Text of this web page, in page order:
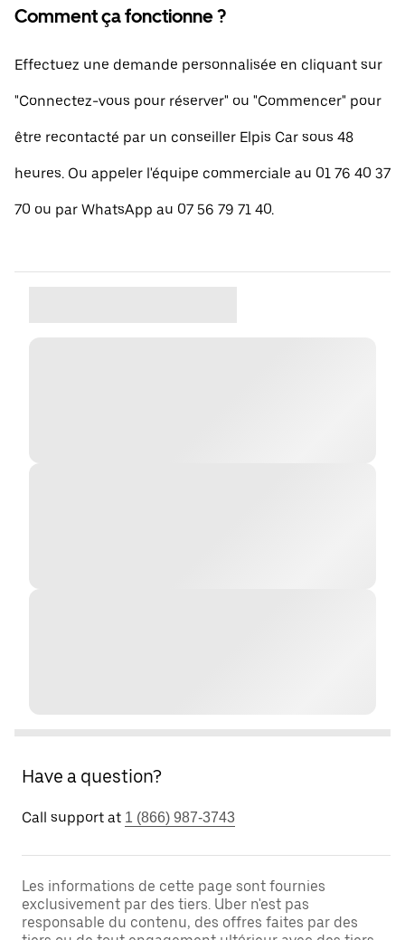
Comment ça fonctionne ?
Effectuez une demande personnalisée en cliquant sur
"Connectez-vous pour réserver" ou "Commencer" pour
être recontacté par un conseiller Elpis Car sous 48
heures. Ou appeler l'équipe commerciale au 01 76 40 37
70 ou par WhatsApp au 07 56 79 71 40.
Have a question?
Call support at 1 (866) 987-3743
Les informations de cette page sont fournies
exclusivement par des tiers. Uber n'est pas
responsable du contenu, des offres faites par des